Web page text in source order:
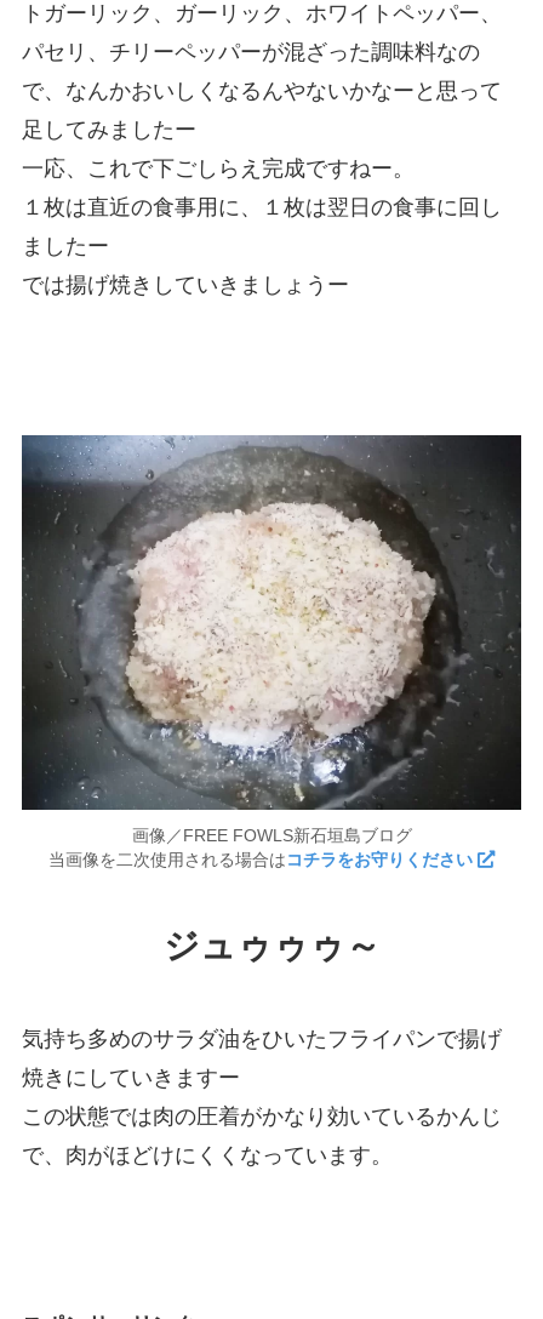
トガーリック、ガーリック、ホワイトペッパー、
パセリ、チリーペッパーが混ざった調味料なの
で、なんかおいしくなるんやないかなーと思って
足してみましたー
一応、これで下ごしらえ完成ですねー。
１枚は直近の食事用に、１枚は翌日の食事に回し
ましたー
では揚げ焼きしていきましょうー
画像／FREE FOWLS新石垣島ブログ
当画像を二次使用される場合はコチラをお守りください
ジュゥゥゥ～
気持ち多めのサラダ油をひいたフライパンで揚げ
焼きにしていきますー
この状態では肉の圧着がかなり効いているかんじ
で、肉がほどけにくくなっています。